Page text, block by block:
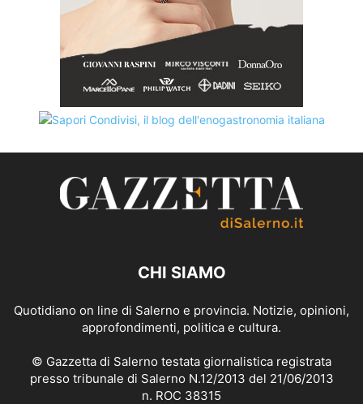
CHI SIAMO
Quotidiano on line di Salerno e provincia. Notizie, opinioni,
approfondimenti, politica e cultura.
© Gazzetta di Salerno testata giornalistica registrata
presso tribunale di Salerno N.12/2013 del 21/06/2013
n. ROC 38315